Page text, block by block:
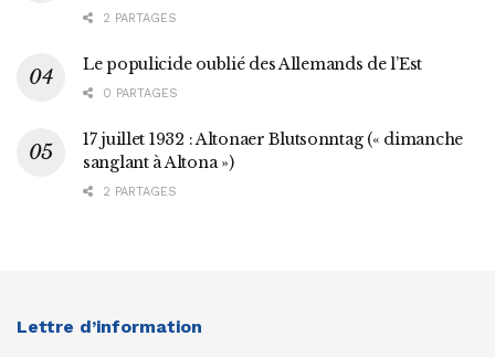
2 PARTAGES
Le populicide oublié des Allemands de l’Est
0 PARTAGES
17 juillet 1932 : Altonaer Blutsonntag (« dimanche
sanglant à Altona »)
2 PARTAGES
Lettre d’information